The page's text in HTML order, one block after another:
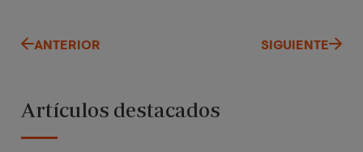
ANTERIOR SIGUIENTE
Artículos destacados